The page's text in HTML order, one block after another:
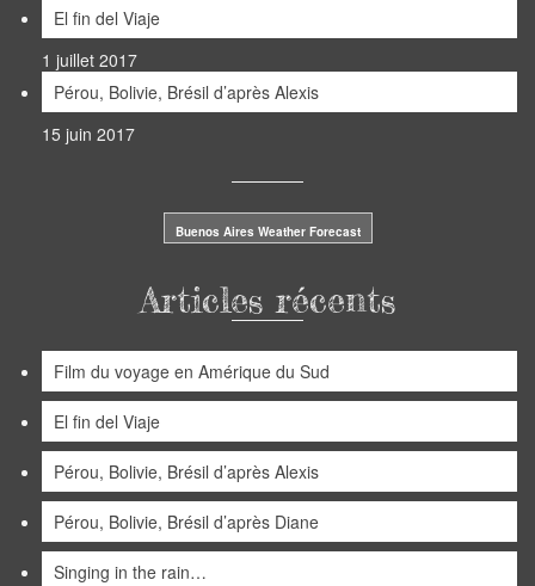
El fin del Viaje
1 juillet 2017
Pérou, Bolivie, Brésil d’après Alexis
15 juin 2017
Buenos Aires Weather Forecast
Articles récents
Film du voyage en Amérique du Sud
El fin del Viaje
Pérou, Bolivie, Brésil d’après Alexis
Pérou, Bolivie, Brésil d’après Diane
Singing in the rain…